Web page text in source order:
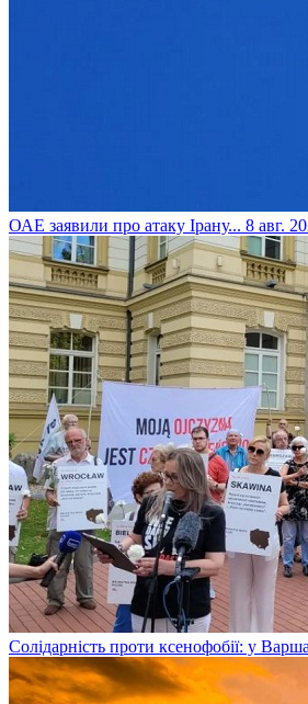
​ОАЕ заявили про атаку Ірану... 8 авг.
​Солідарність проти ксенофобії: у